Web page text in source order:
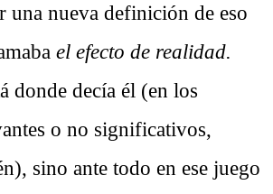
una nueva definición de eso
el efecto de realidad.
donde decía él (en los
o no significativos,
sino ante todo en ese juego